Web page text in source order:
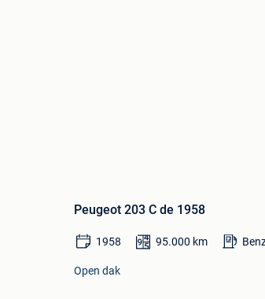
Peugeot 203 C de 1958
1958 95.000 km
Open dak